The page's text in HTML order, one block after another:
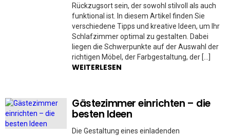
Rückzugsort sein, der sowohl stilvoll als auch
funktional ist. In diesem Artikel finden Sie
verschiedene Tipps und kreative Ideen, um Ihr
Schlafzimmer optimal zu gestalten. Dabei
liegen die Schwerpunkte auf der Auswahl der
richtigen Möbel, der Farbgestaltung, der […]
WEITERLESEN
Gästezimmer einrichten – die
besten Ideen
Die Gestaltung eines einladenden